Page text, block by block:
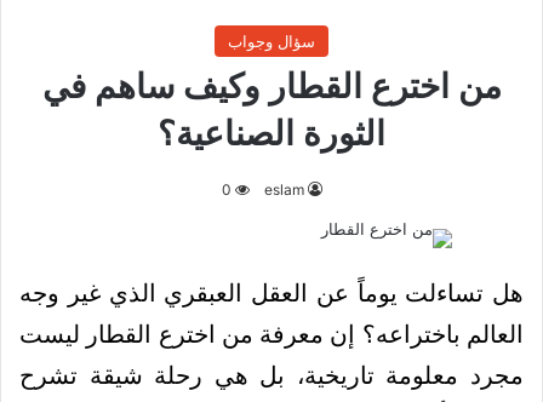
سؤال وجواب
من اخترع القطار وكيف ساهم في
الثورة الصناعية؟
eslam
0
هل تساءلت يوماً عن العقل العبقري الذي غير وجه
العالم باختراعه؟ إن معرفة من اخترع القطار ليست
مجرد معلومة تاريخية، بل هي رحلة شيقة تشرح